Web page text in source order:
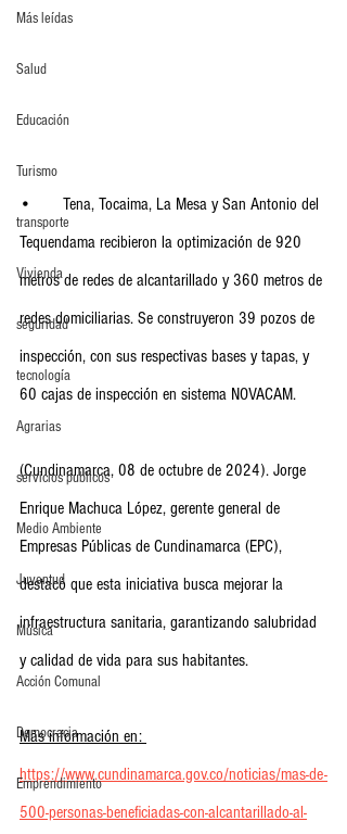
Más leídas
Salud
Educación
Turismo
transporte
Vivienda
seguridad
tecnología
Agrarias
servicios publicos
Medio Ambiente
Juventud
Música
Acción Comunal
Democracia
Emprendimiento
•	Tena, Tocaima, La Mesa y San Antonio del
Tequendama recibieron la optimización de 920
metros de redes de alcantarillado y 360 metros de
redes domiciliarias. Se construyeron 39 pozos de
inspección, con sus respectivas bases y tapas, y
60 cajas de inspección en sistema NOVACAM.
(Cundinamarca, 08 de octubre de 2024). Jorge
Enrique Machuca López, gerente general de
Empresas Públicas de Cundinamarca (EPC),
destacó que esta iniciativa busca mejorar la
infraestructura sanitaria, garantizando salubridad
y calidad de vida para sus habitantes.
Más información en:
https://www.cundinamarca.gov.co/noticias/mas-de-
500-personas-beneficiadas-con-alcantarillado-al-